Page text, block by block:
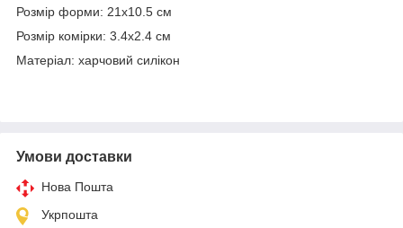
Розмір форми: 21х10.5 см
Розмір комірки: 3.4х2.4 см
Матеріал: харчовий силікон
Умови доставки
Нова Пошта
Укрпошта